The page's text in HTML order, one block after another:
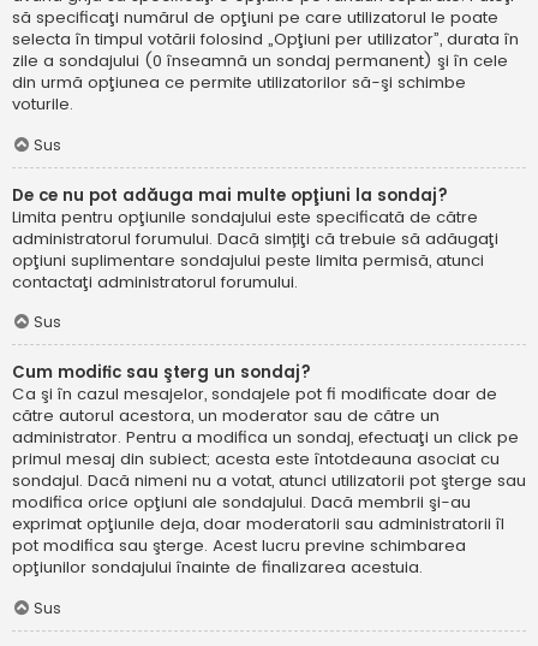
să specificaţi numărul de opţiuni pe care utilizatorul le poate
selecta în timpul votării folosind „Opţiuni per utilizator”, durata în
zile a sondajului (0 înseamnă un sondaj permanent) şi în cele
din urmă opţiunea ce permite utilizatorilor să-şi schimbe
voturile.
Sus
De ce nu pot adăuga mai multe opţiuni la sondaj?
Limita pentru opţiunile sondajului este specificată de către
administratorul forumului. Dacă simțiţi că trebuie să adăugaţi
opţiuni suplimentare sondajului peste limita permisă, atunci
contactaţi administratorul forumului.
Sus
Cum modific sau şterg un sondaj?
Ca şi în cazul mesajelor, sondajele pot fi modificate doar de
către autorul acestora, un moderator sau de către un
administrator. Pentru a modifica un sondaj, efectuaţi un click pe
primul mesaj din subiect; acesta este întotdeauna asociat cu
sondajul. Dacă nimeni nu a votat, atunci utilizatorii pot şterge sau
modifica orice opţiuni ale sondajului. Dacă membrii şi-au
exprimat opţiunile deja, doar moderatorii sau administratorii îl
pot modifica sau şterge. Acest lucru previne schimbarea
opţiunilor sondajului înainte de finalizarea acestuia.
Sus